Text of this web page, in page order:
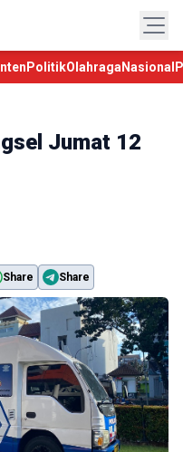
PolitikOlahraga Nasional
Jumat 12
Share Share